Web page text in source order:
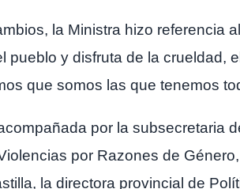
la Ministra hizo referencia
pueblo y disfruta de la crueldad,
que somos las que tenemos
por la subsecretaria
por Razones de
la directora provincial de